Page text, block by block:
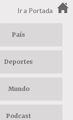
Ir a Portada
País
Deportes
Mundo
Podcast